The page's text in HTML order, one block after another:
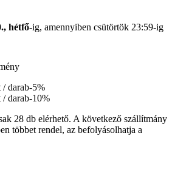
hétfő-ig, amennyiben csütörtök 23:59-ig
/ darab-5%
/ darab-10%
28 db elérhető. A következő szállítmány
többet rendel, az befolyásolhatja a